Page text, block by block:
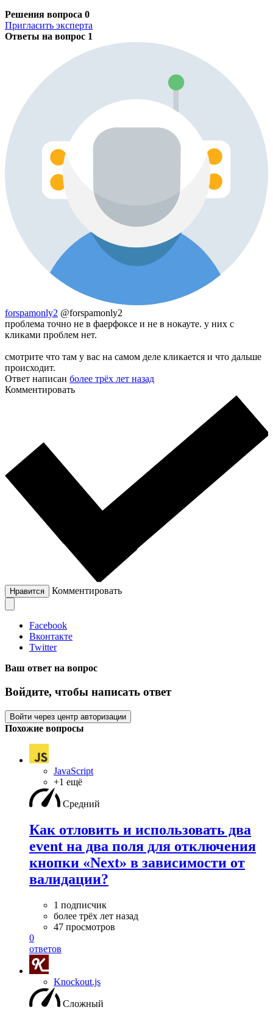
Решения вопроса 0
Пригласить эксперта
Ответы на вопрос 1
forspamonly2 @forspamonly2
проблема точно не в фаерфоксе и не в нокауте. у них с
кликами проблем нет.
смотрите что там у вас на самом деле кликается и что дальше
происходит.
Ответ написан более трёх лет назад
Комментировать
Нравится Комментировать
Facebook
Вконтакте
Twitter
Ваш ответ на вопрос
Войдите, чтобы написать ответ
Войти через центр авторизации
Похожие вопросы
JavaScript
+1 ещё
Средний
Как отловить и использовать два
event на два поля для отключения
кнопки «Next» в зависимости от
валидации?
1 подписчик
более трёх лет назад
47 просмотров
0
ответов
Knockout.js
Сложный